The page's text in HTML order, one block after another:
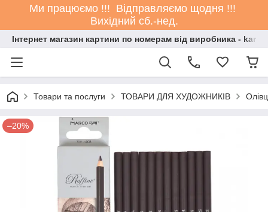
Ми працюємо !!! Відправляємо щодня !!!
Вихідний сб.-нед.
Інтернет магазин картини по номерам від виробника -
Товари та послуги ТОВАРИ ДЛЯ ХУДОЖНИКІВ
–20%